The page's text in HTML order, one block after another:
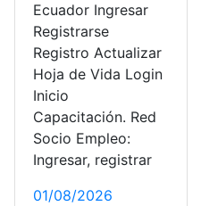
Ingresar,registrar
Ecuador Ingresar
Registrarse
Registro Actualizar
Hoja de Vida Login
Inicio
Capacitación. Red
Socio Empleo:
Ingresar, registrar
01/08/2026